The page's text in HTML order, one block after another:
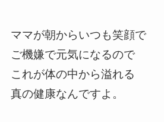
ママが朝からいつも笑顔で
ご機嫌で元気になるので
これが体の中から溢れる
真の健康なんですよ。